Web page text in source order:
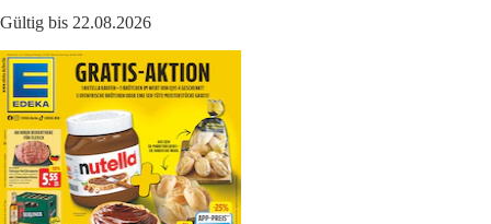
Gültig bis 22.08.2026